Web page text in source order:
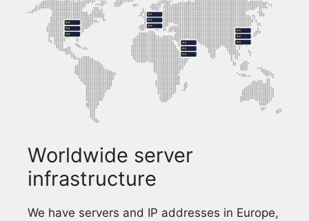
Worldwide server
infrastructure
We have servers and IP addresses in Europe,